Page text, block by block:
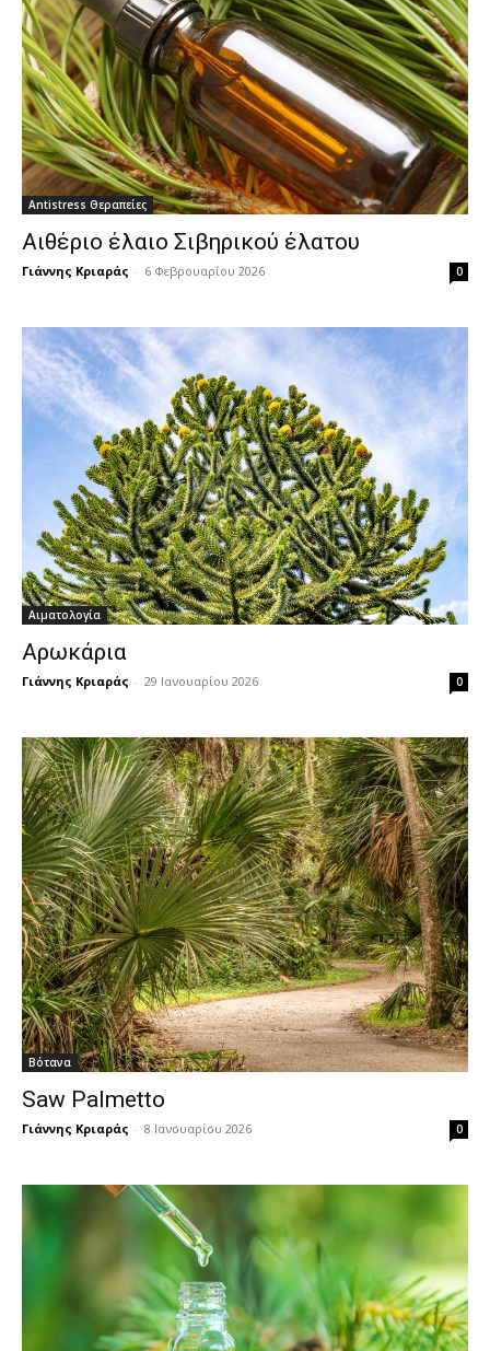
Antistress Θεραπείες
Αιθέριο έλαιο Σιβηρικού έλατου
Γιάννης Κριαράς - 6 Φεβρουαρίου 2026 0
Αιματολογία
Αρωκάρια
Γιάννης Κριαράς - 29 Ιανουαρίου 2026 0
Βότανα
Saw Palmetto
Γιάννης Κριαράς - 8 Ιανουαρίου 2026 0